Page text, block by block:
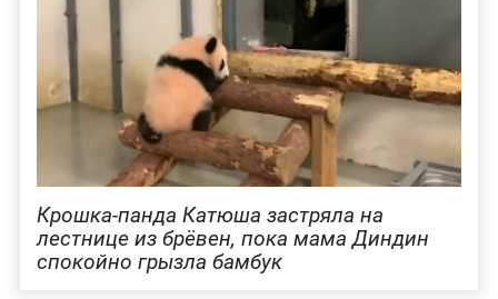
Крошка-панда Катюша застряла на
лестнице из брёвен, пока мама Диндин
спокойно грызла бамбук